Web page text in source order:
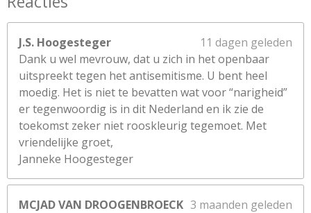
J.S. Hoogesteger
11 dagen geleden
Dank u wel mevrouw, dat u zich in het openbaar
uitspreekt tegen het antisemitisme. U bent heel
moedig. Het is niet te bevatten wat voor “narigheid”
er tegenwoordig is in dit Nederland en ik zie de
toekomst zeker niet rooskleurig tegemoet. Met
vriendelijke groet,
Janneke Hoogesteger
MCJAD VAN DROOGENBROECK 3 maanden geleden